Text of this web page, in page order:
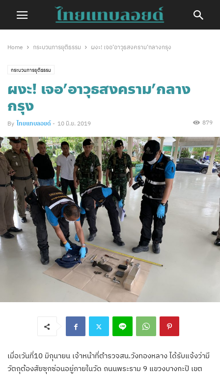
Home กระบวนการยุติธรรม ผงะ! เจอ’อาวุธสงคราม’กลางกรุง
กระบวนการยุติธรรม
ผงะ! เจอ’อาวุธสงคราม’กลาง
กรุง
By ไทยแทบลอยด์ - 10 มิ.ย. 2019 879
เมื่อเวันที่10 มิถุนายน เจ้าหน้าที่ตำรวจสน.วังทองหลาง ได้รับแจ้งว่ามี
วัตถุต้องสัยซุกซ่อนอยู่ภายในวัด ถนนพระราม 9 แขวงบางกะปิ เขต